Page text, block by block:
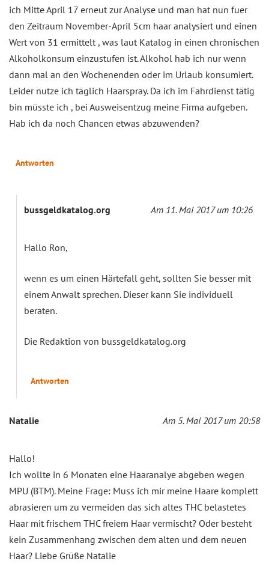
ich Mitte April 17 erneut zur Analyse und man hat nun fuer
den Zeitraum November-April 5cm haar analysiert und einen
Wert von 31 ermittelt , was laut Katalog in einen chronischen
Alkoholkonsum einzustufen ist. Alkohol hab ich nur wenn
dann mal an den Wochenenden oder im Urlaub konsumiert.
Leider nutze ich täglich Haarspray. Da ich im Fahrdienst tätig
bin müsste ich , bei Ausweisentzug meine Firma aufgeben.
Hab ich da noch Chancen etwas abzuwenden?
Antworten
bussgeldkatalog.org Am 11. Mai 2017 um 10:26
Hallo Ron,
wenn es um einen Härtefall geht, sollten Sie besser mit
einem Anwalt sprechen. Dieser kann Sie individuell
beraten.
Die Redaktion von bussgeldkatalog.org
Antworten
Natalie Am 5. Mai 2017 um 20:58
Hallo!
Ich wollte in 6 Monaten eine Haaranalye abgeben wegen
MPU (BTM). Meine Frage: Muss ich mir meine Haare komplett
abrasieren um zu vermeiden das sich altes THC belastetes
Haar mit frischem THC freiem Haar vermischt? Oder besteht
kein Zusammenhang zwischen dem alten und dem neuen
Haar? Liebe Grüße Natalie